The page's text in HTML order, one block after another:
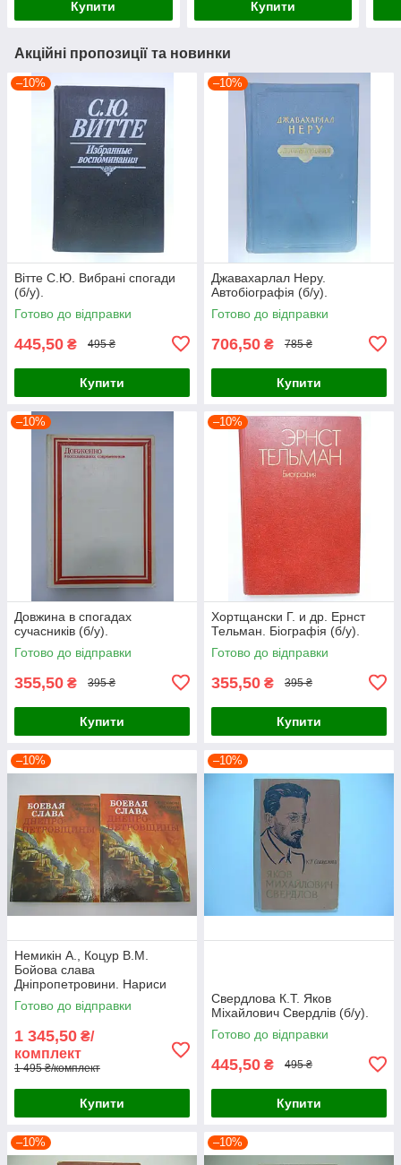
Купити Купити
Акційні пропозиції та новинки
–10%
Вітте С.Ю. Вибрані спогади
(б/у).
Готово до відправки
445,50 ₴ 495 ₴
Купити
–10%
Джавахарлал Неру.
Автобіографія (б/у).
Готово до відправки
706,50 ₴ 785 ₴
Купити
–10%
Довжина в спогадах
сучасників (б/у).
Готово до відправки
355,50 ₴ 395 ₴
Купити
–10%
Хортщански Г. и др. Ернст
Тельман. Біографія (б/у).
Готово до відправки
355,50 ₴ 395 ₴
Купити
–10%
Немикін А., Коцур В.М.
Бойова слава
Дніпропетровини. Нариси
про Героях Радянського
Союзу (б/у).
Готово до відправки
1 345,50 ₴/
комплект
1 495 ₴/комплект
Купити
–10%
Свердлова К.Т. Яков
Міхайлович Свердлів (б/у).
Готово до відправки
445,50 ₴ 495 ₴
Купити
–10% –10%